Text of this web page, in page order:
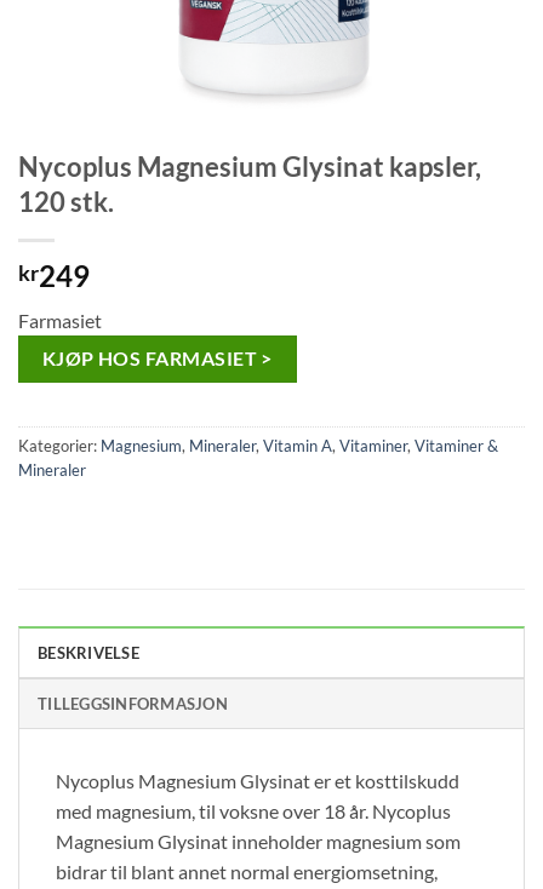
Nycoplus Magnesium Glysinat kapsler,
120 stk.
kr249
Farmasiet
KJØP HOS FARMASIET >
Kategorier: Magnesium, Mineraler,Vitamin A,Vitaminer,Vitaminer &
Mineraler
BESKRIVELSE
TILLEGGSINFORMASJON
Nycoplus Magnesium Glysinat er et kosttilskudd
med magnesium, til voksne over 18 år. Nycoplus
Magnesium Glysinat inneholder magnesium som
bidrar til blant annet normal energiomsetning,